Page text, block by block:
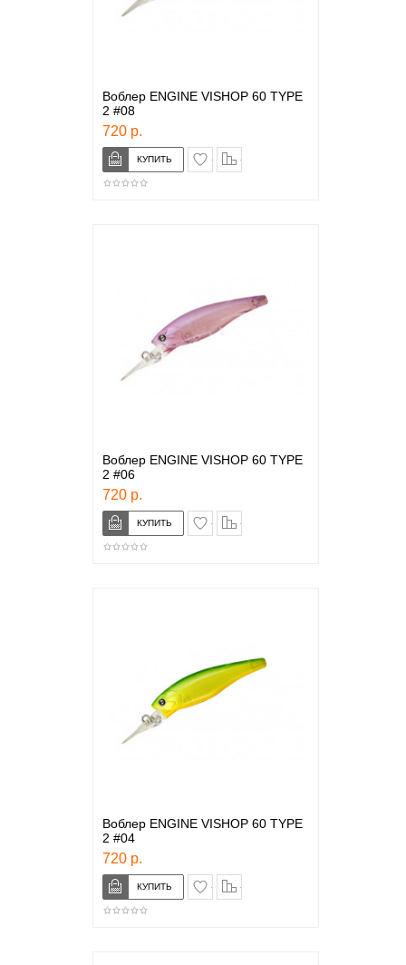
Воблер ENGINE VISHOP 60 TYPE
2 #08
720 р.
в закладки
Воблер ENGINE VISHOP 60 TYPE
2 #06
720 р.
в закладки
Воблер ENGINE VISHOP 60 TYPE
2 #04
720 р.
в закладки